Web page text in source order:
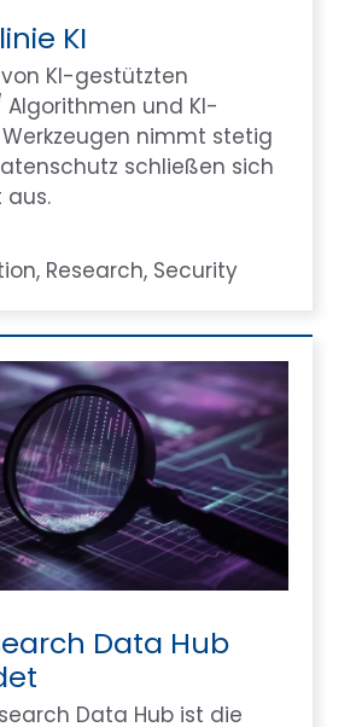
KI
von KI-gestützten
und KI-
nimmt stetig
schließen sich
, Research, Security
Data Hub
Data Hub ist die